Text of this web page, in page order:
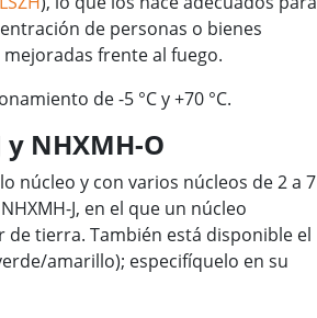
de personas o bienes
frente al fuego.
de -5 °C y +70 °C.
NHXMH-O
núcleo y con varios núcleos de 2 a 7
J, en el que un núcleo
tierra. También está disponible el
amarillo); especifíquelo en su